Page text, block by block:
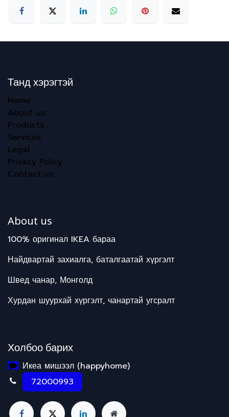
Танд хэрэгтэй
Home
About us
Products
Services
Legal
Privacy Policy
Contact us
About us
100% оригинал IKEA бараа
Найдвартай захиалга, баталгаатай хүргэлт
Швед чанар, Монголд
Хурдан шуурхай хүргэлт, чанартай угсралт
Холбоо барих
Икеа мишээл (happyhome)
72000993